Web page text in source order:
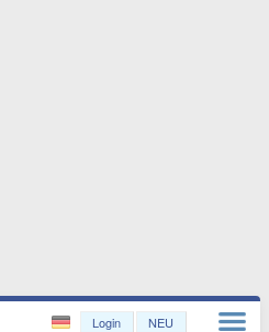
Login NEU